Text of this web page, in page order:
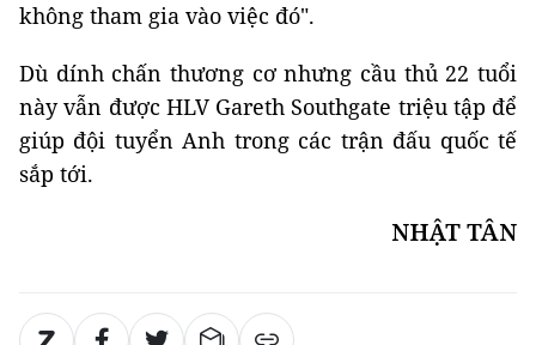
không tham gia vào việc đó".
Dù dính chấn thương cơ nhưng cầu thủ 22 tuổi
này vẫn được HLV Gareth Southgate triệu tập để
giúp đội tuyển Anh trong các trận đấu quốc tế
sắp tới.
NHẬT TÂN